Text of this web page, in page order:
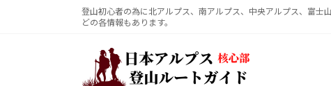
登山初心者の為に北アルプス、南アルプス、中央アルプス、富士
どの各情報もあります。